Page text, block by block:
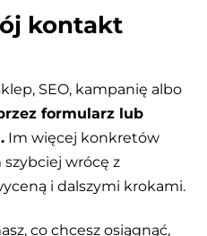
kontakt
SEO, kampanię albo
formularz lub
Im więcej konkretów
wrócę z
i dalszymi krokami.
co chcesz osiągnąć,